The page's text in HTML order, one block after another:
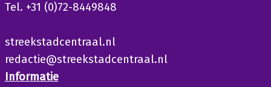
Tel. +31 (0)72-8449848
streekstadcentraal.nl
redactie@streekstadcentraal.nl
Informatie